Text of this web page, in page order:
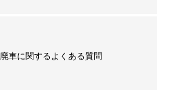
廃車に関するよくある質問